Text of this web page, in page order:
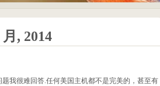
月, 2014
我很难回答.任何美国主机都不是完美的，甚至有